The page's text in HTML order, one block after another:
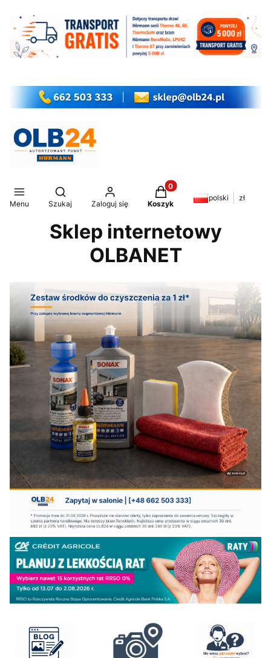
Menu
Otwórz wyszukiwarkę
Szukaj Zaloguj się
Produkty w koszyku: 0.
Koszyk
polski zł
Sklep internetowy
OLBANET